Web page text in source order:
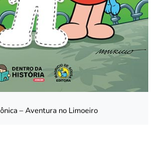
– Aventura no Limoeiro